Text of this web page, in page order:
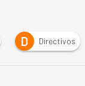
D Directivos